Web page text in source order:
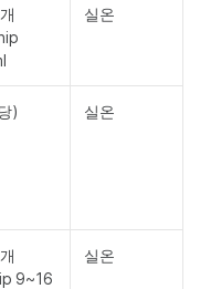
실온
) 실온
9~16
실온